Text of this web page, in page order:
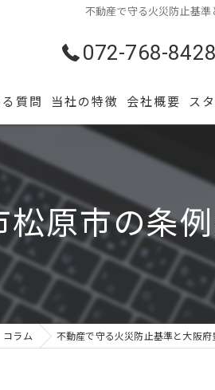
不動産で守る火災防止基
072-768-8428
質問 当社の特徴
中古
仲介
相続
会社概要 ス
原市の条
コラム 不動産で守る火災防止基準と大阪